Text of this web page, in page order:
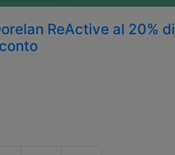
ReActive al 20% di